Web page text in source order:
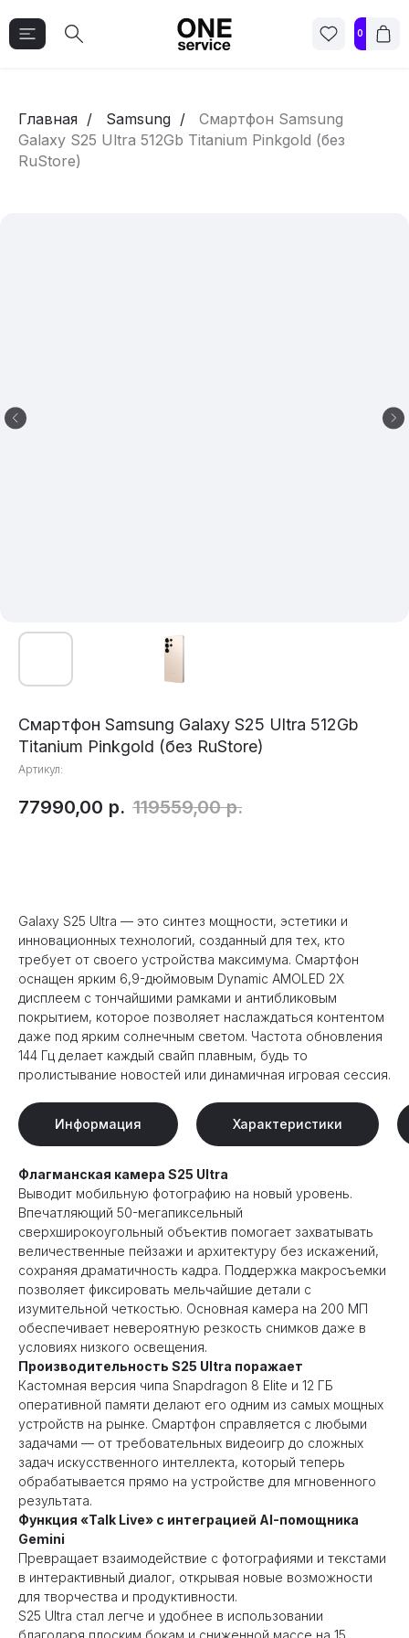
0
Главная Samsung
Смартфон Samsung
Galaxy S25 Ultra 512Gb Titanium Pinkgold (без
RuStore)
Смартфон Samsung Galaxy S25 Ultra 512Gb
Titanium Pinkgold (без RuStore)
Артикул:
77990,00 р. 119559,00 р.
Galaxy S25 Ultra — это синтез мощности, эстетики и
инновационных технологий, созданный для тех, кто
требует от своего устройства максимума. Смартфон
оснащен ярким 6,9-дюймовым Dynamic AMOLED 2X
дисплеем с тончайшими рамками и антибликовым
покрытием, которое позволяет наслаждаться контентом
даже под ярким солнечным светом. Частота обновления
144 Гц делает каждый свайп плавным, будь то
пролистывание новостей или динамичная игровая сессия.
Информация Характеристики
Флагманская камера S25 Ultra
Выводит мобильную фотографию на новый уровень.
Впечатляющий 50-мегапиксельный
сверхширокоугольный объектив помогает захватывать
величественные пейзажи и архитектуру без искажений,
сохраняя драматичность кадра. Поддержка макросъемки
позволяет фиксировать мельчайшие детали с
изумительной четкостью. Основная камера на 200 МП
обеспечивает невероятную резкость снимков даже в
условиях низкого освещения.
Производительность S25 Ultra поражает
Кастомная версия чипа Snapdragon 8 Elite и 12 ГБ
оперативной памяти делают его одним из самых мощных
устройств на рынке. Смартфон справляется с любыми
задачами — от требовательных видеоигр до сложных
задач искусственного интеллекта, который теперь
обрабатывается прямо на устройстве для мгновенного
результата.
Функция «Talk Live» с интеграцией AI-помощника
Gemini
Превращает взаимодействие с фотографиями и текстами
в интерактивный диалог, открывая новые возможности
для творчества и продуктивности.
S25 Ultra стал легче и удобнее в использовании
благодаря плоским бокам и сниженной массе на 15